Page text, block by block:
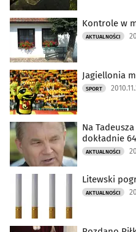
Kontrole w
AKTUALNOŚCI
Jagiellonia
SPORT
Na
dokładnie
AKTUALNOŚCI
Litewski
AKTUALNOŚCI